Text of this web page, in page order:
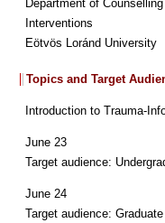
Department of
Interventions
Eötvös Loránd University
Topics and Target
Introduction to Trauma-
June 23
Target audience:
June 24
Target audience: